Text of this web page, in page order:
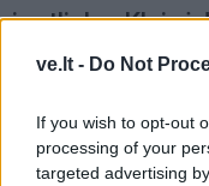
ve.lt - Do Not
If you wish to opt-out
processing of your
targeted advertising
ir atliekų:
konteinerio